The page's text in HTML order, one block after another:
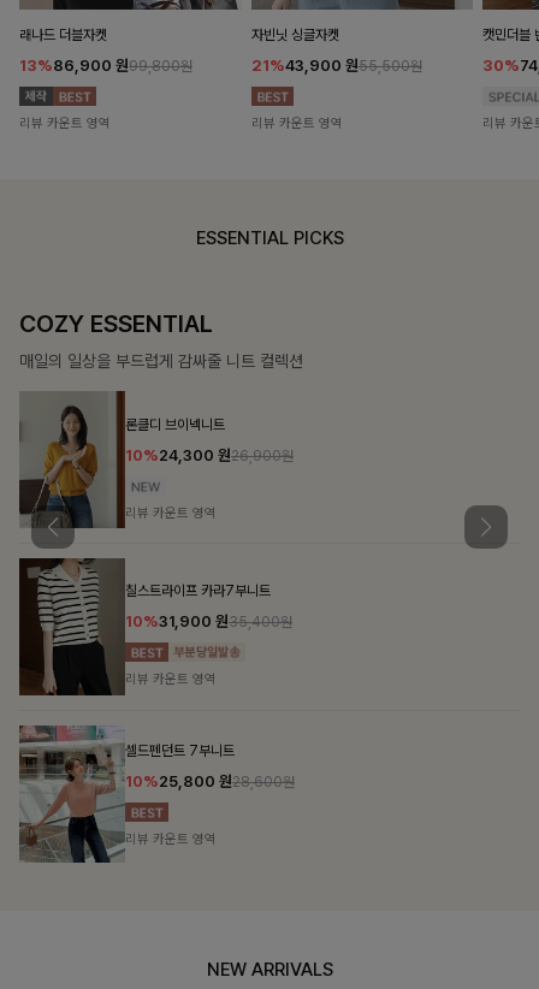
래나드 더블자켓
13%86,900 원99,800원
리뷰 카운트 영역
자빈닛 싱글자켓
21%43,900 원55,500원
리뷰 카운트 영역
캣민더블
30%
리뷰 카운
ESSENTIAL PICKS
COZY ESSENTIAL
매일의 일상을 부드럽게 감싸줄 니트 컬렉션
론클디 브이넥니트
10%24,300 원26,900원
리뷰 카운트 영역
칠스트라이프 카라7부니트
10%31,900 원35,400원
리뷰 카운트 영역
셀드펜던트 7부니트
10%25,800 원28,600원
리뷰 카운트 영역
NEW ARRIVALS